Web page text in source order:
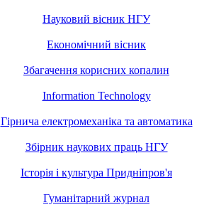
Науковий вісник НГУ
Економічний вісник
Збагачення корисних копалин
Information Technology
Гірнича електромеханіка та автоматика
Збірник наукових праць НГУ
Історія і культура Придніпров'я
Гуманітарний журнал